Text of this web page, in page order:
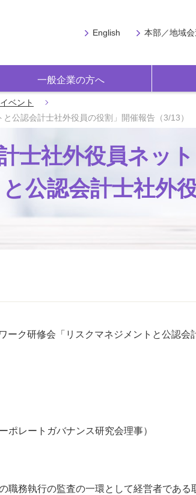
一般企業の方へ
English 本部／地域
ベント
公認会計士社外役員の役割」開催報告（3/13）
士社外役員ネッ
公認会計士社外
ク研修会「リスクマネジメントと公認会
レートガバナンス研究会理事）
務執行の監査の一環として経営者である